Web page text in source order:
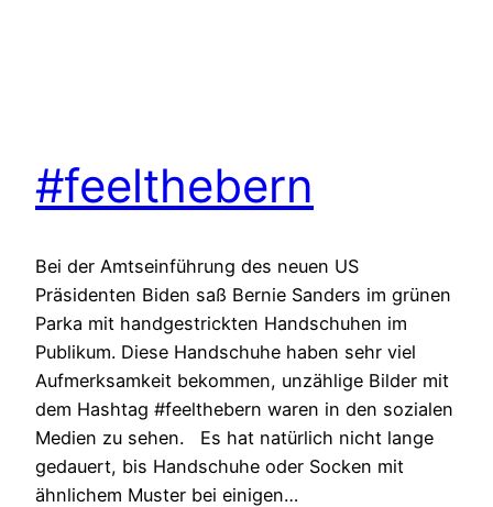
#feelthebern
Bei der Amtseinführung des neuen US
Präsidenten Biden saß Bernie Sanders im grünen
Parka mit handgestrickten Handschuhen im
Publikum. Diese Handschuhe haben sehr viel
Aufmerksamkeit bekommen, unzählige Bilder mit
dem Hashtag #feelthebern waren in den sozialen
Medien zu sehen. Es hat natürlich nicht lange
gedauert, bis Handschuhe oder Socken mit
ähnlichem Muster bei einigen…